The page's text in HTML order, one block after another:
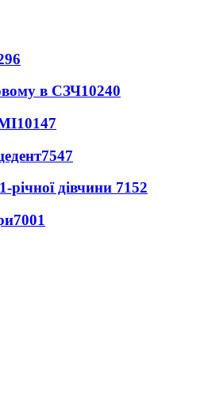
в СЗЧ10240
10147
7547
річної дівчини 7152
7001